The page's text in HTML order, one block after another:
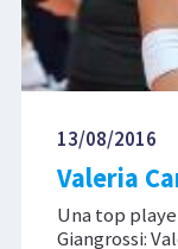
13/08/2016
Valeria
Una top
Giangrossi: